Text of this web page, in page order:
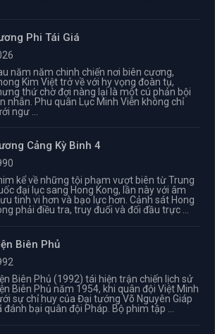
Phi Tái Giá
năm năm chinh chiến nơi biên cương,
Kim Việt trở về với hy vọng đoàn tụ,
thứ chờ đợi nàng lại là một cú phản bội
nhẫn. Phu quân Lục Minh Viễn không chỉ
ngư ...
Cảng Kỳ Binh 4
kể về những tội phạm vượt biên từ Trung
đại lục sang Hong Kong, lần này với âm
tinh vi hơn và bạo lực hơn. Cảnh sát Hong
phải điều tra, truy đuổi và đối đầu trực ...
Biên Phủ
Biên Phủ (1992) tái hiện trận chiến lịch sử
Biên Phủ năm 1954, khi quân đội Việt Minh
sự chỉ huy của Đại tướng Võ Nguyên Giáp
đánh bại quân đội Pháp. Bộ phim tập ...